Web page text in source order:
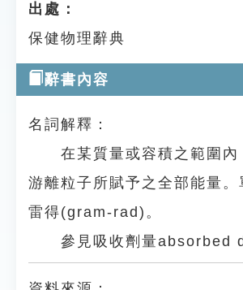
出處：
保健物理辭典
辭書內容
名詞解釋：
在某質量或容積之範圍內
游離粒子所賦予之全部能量。
雷得(gram-rad)。
參見吸收劑量absorbed